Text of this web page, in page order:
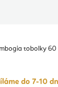
tobolky
do 7-10